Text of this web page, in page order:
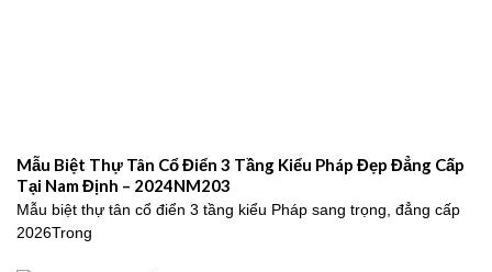
Mẫu Biệt Thự Tân Cổ Điển 3 Tầng Kiểu Pháp Đẹp Đẳng Cấp
Tại Nam Định – 2024NM203
Mẫu biệt thự tân cổ điển 3 tầng kiểu Pháp sang trọng, đẳng cấp
2026Trong